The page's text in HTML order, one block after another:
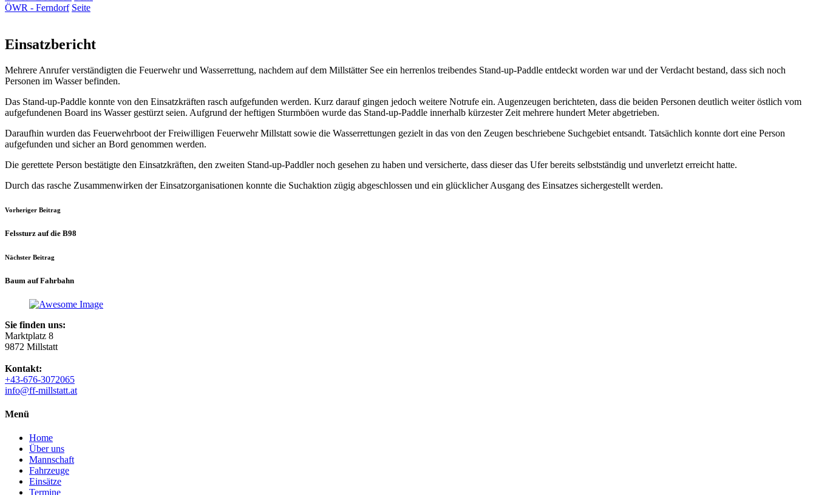
ÖWR - Ferndorf Seite
Einsatzbericht
Mehrere Anrufer verständigten die Feuerwehr und Wasserrettung, nachdem auf dem Millstätter See ein herrenlos treibendes Stand-up-Paddle entdeckt worden war und der Verdacht bestand, dass sich noch
Personen im Wasser befinden.
Das Stand-up-Paddle konnte von den Einsatzkräften rasch aufgefunden werden. Kurz darauf gingen jedoch weitere Notrufe ein. Augenzeugen berichteten, dass die beiden Personen deutlich weiter östlich vom
aufgefundenen Board ins Wasser gestürzt seien. Aufgrund der heftigen Sturmböen wurde das Stand-up-Paddle innerhalb kürzester Zeit mehrere hundert Meter abgetrieben.
Daraufhin wurden das Feuerwehrboot der Freiwilligen Feuerwehr Millstatt sowie die Wasserrettungen gezielt in das von den Zeugen beschriebene Suchgebiet entsandt. Tatsächlich konnte dort eine Person
aufgefunden und sicher an Bord genommen werden.
Die gerettete Person bestätigte den Einsatzkräften, den zweiten Stand-up-Paddler noch gesehen zu haben und versicherte, dass dieser das Ufer bereits selbstständig und unverletzt erreicht hatte.
Durch das rasche Zusammenwirken der Einsatzorganisationen konnte die Suchaktion zügig abgeschlossen und ein glücklicher Ausgang des Einsatzes sichergestellt werden.
Vorheriger Beitrag
Felssturz auf die B98
Nächster Beitrag
Baum auf Fahrbahn
Sie finden uns:
Marktplatz 8
9872 Millstatt
Kontakt:
+43-676-3072065
info@ff-millstatt.at
Menü
Home
Über uns
Mannschaft
Fahrzeuge
Einsätze
Termine